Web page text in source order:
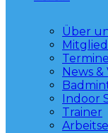
Über
Termine
News
Indoor
Trainer